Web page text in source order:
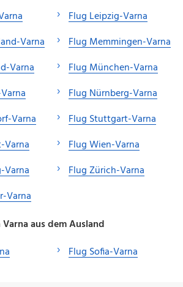
Varna
Varna
Varna
Varna
Varna
Varna
Flug Leipzig-Varna
Flug Memmingen-Varna
Flug München-Varna
Flug Nürnberg-Varna
Flug Stuttgart-Varna
Flug Wien-Varna
Flug Zürich-Varna
aus dem Ausland
Flug Sofia-Varna